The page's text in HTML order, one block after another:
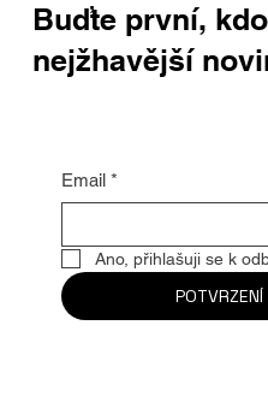
Buďte první,
nejžhavější
Email *
Ano, přihlašuji se k